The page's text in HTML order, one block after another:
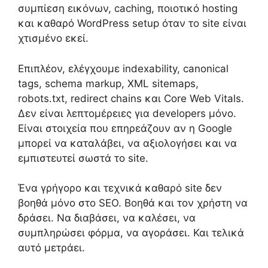
συμπίεση εικόνων, caching, ποιοτικό hosting
και καθαρό WordPress setup όταν το site είναι
χτισμένο εκεί.
Επιπλέον, ελέγχουμε indexability, canonical
tags, schema markup, XML sitemaps,
robots.txt, redirect chains και Core Web Vitals.
Δεν είναι λεπτομέρειες για developers μόνο.
Είναι στοιχεία που επηρεάζουν αν η Google
μπορεί να καταλάβει, να αξιολογήσει και να
εμπιστευτεί σωστά το site.
Ένα γρήγορο και τεχνικά καθαρό site δεν
βοηθά μόνο στο SEO. Βοηθά και τον χρήστη να
δράσει. Να διαβάσει, να καλέσει, να
συμπληρώσει φόρμα, να αγοράσει. Και τελικά
αυτό μετράει.